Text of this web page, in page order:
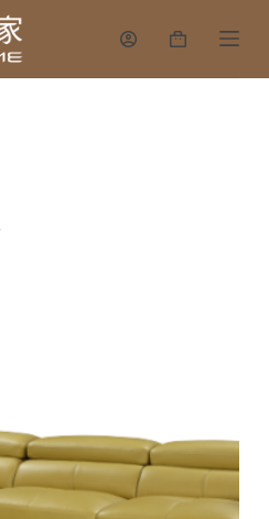
購
物